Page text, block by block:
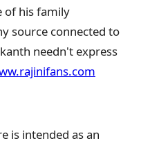
of his family
source connected to
needn't express
is intended as an